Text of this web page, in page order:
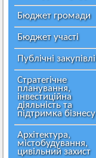
Бюджет громади
Бюджет участі
Публічні закупівлі
Стратегічне
планування,
інвестиційна
діяльність та
підтримка бізнесу
Архітектура,
містобудування,
цивільний захист